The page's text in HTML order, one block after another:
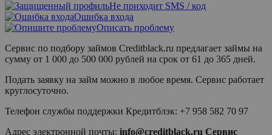
Не приходит SMS / код
Ошибка входа
Описать проблему
Сервис по подбору займов Creditblack.ru предлагает займы на
сумму от 1 000 до 500 000 рублей на срок от 61 до 365 дней.
Подать заявку на займ можно в любое время. Сервис работает
круглосуточно.
Телефон службы поддержки Кредитблэк: +7 958 582 70 97
Адрес электронной почты: info@creditblack.ru Сервис